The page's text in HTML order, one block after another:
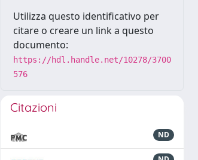
Utilizza questo identificativo per
citare o creare un link a questo
documento:
https://hdl.handle.net/10278/3700
576
Citazioni
ND